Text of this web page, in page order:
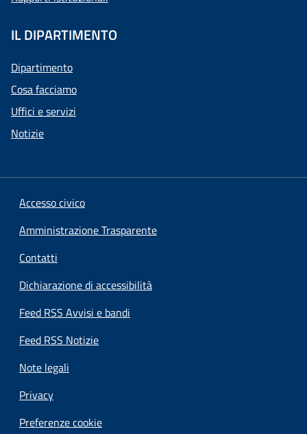
IL DIPARTIMENTO
Dipartimento
Cosa facciamo
Uffici e servizi
Notizie
Accesso civico
Amministrazione Trasparente
Contatti
Dichiarazione di accessibilità
Feed RSS Avvisi e bandi
Feed RSS Notizie
Note legali
Privacy
Preferenze cookie